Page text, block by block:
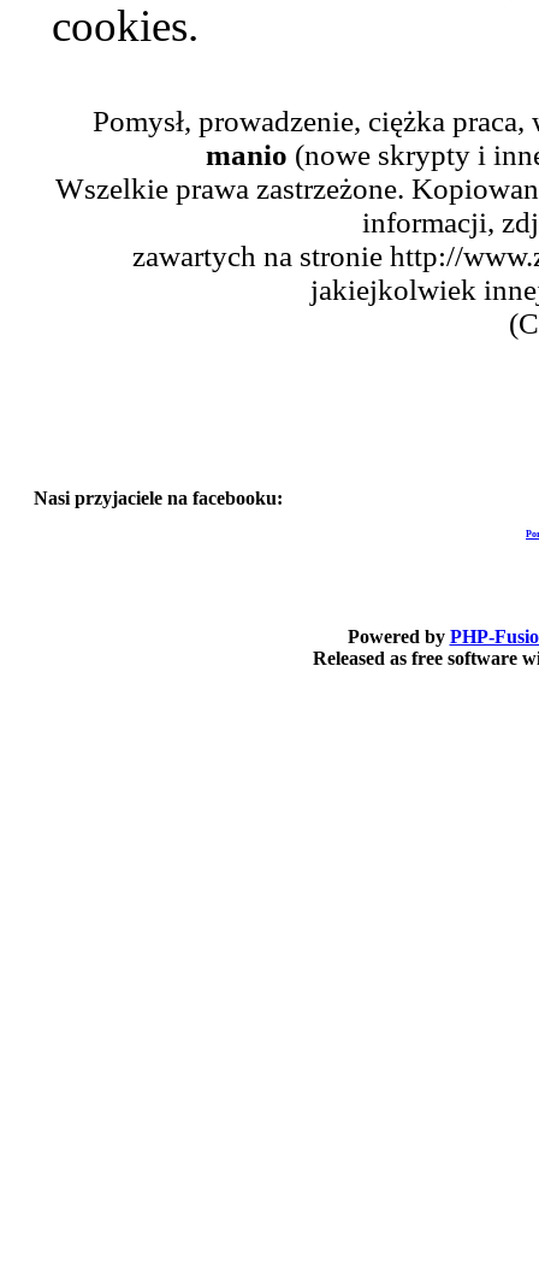
cookies.
Pomysł, prowadzenie, ciężka
manio (nowe skrypty i
Wszelkie prawa zastrzeżone.
informacji,
zawartych na stronie http://
jakiejkolwiek
Nasi przyjaciele na facebooku:
Powered by PHP-
Released as free software